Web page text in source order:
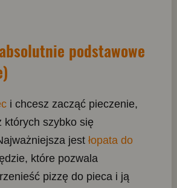
podstawowe
i chcesz zacząć pieczenie,
których szybko się
jest łopata do
które pozwala
pizzę do pieca i ją